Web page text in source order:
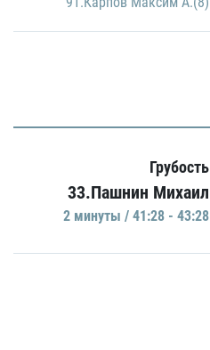
Грубость
33.Пашнин Михаил
2 минуты / 41:28 - 43:28